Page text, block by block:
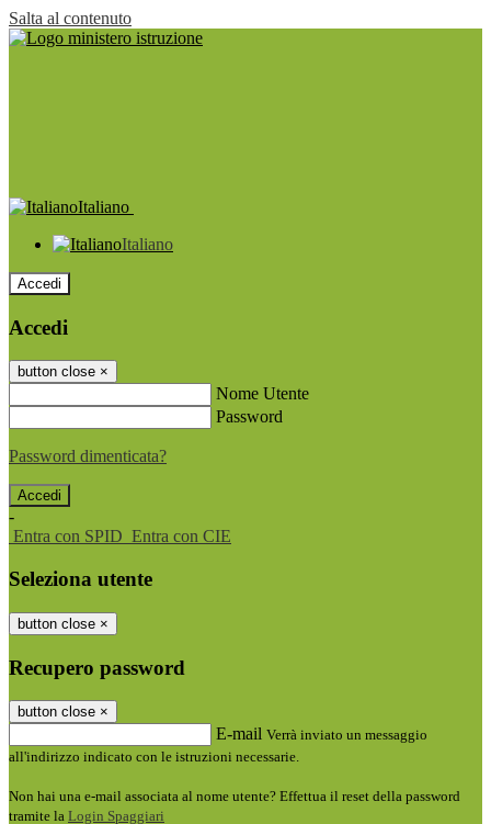
Salta al contenuto
Italiano
Italiano
Accedi
Accedi
button close ×
Nome Utente
Password
Password dimenticata?
-
Entra con SPID Entra con CIE
Seleziona utente
button close ×
Recupero password
button close ×
E-mail Verrà inviato un messaggio
all'indirizzo indicato con le istruzioni necessarie.
Non hai una e-mail associata al nome utente? Effettua il reset della password
tramite la Login Spaggiari